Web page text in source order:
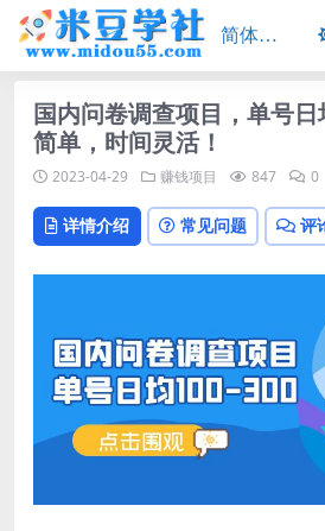
国内问卷调查项目，单号
简单，时间灵活！
2023-04-29 赚钱项目 847 0
详情介绍 常见问题 评